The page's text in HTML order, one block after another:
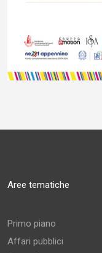
Aree tematiche
Primo piano
Affari pubblici